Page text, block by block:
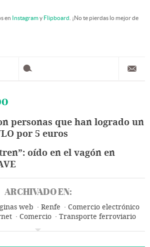
en Instagramy Flipboard . ¡No te pierdas lo mejor de
personas que han logrado un
por 5 euros
oído en el vagón en
ARCHIVADO EN:
web Renfe
Comercio electrónico
Comercio
Transporte ferroviario